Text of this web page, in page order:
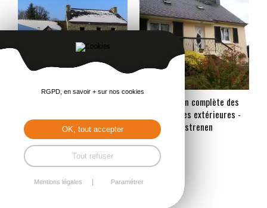
En savoir +
Rénovation complète des
menuiseries extérieures -
Rostrenen
RGPD, en savoir + sur nos cookies
OK, tout accepter
Tout refuser
Mentions légales Paramétrer